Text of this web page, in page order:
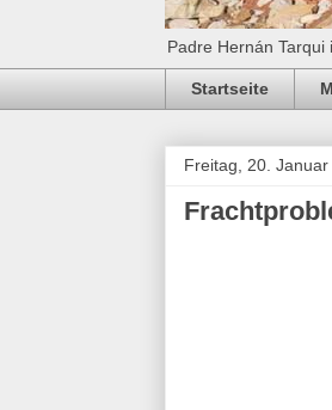
Padre Hernán
Startseite
Freitag, 20. Januar